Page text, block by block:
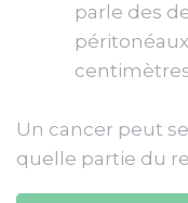
parle des
Un cancer peut
quelle partie du